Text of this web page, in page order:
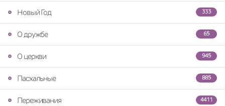
333
Новый Год
65
О дружбе
945
О церкви
885
Пасхальные
4411
Переживания